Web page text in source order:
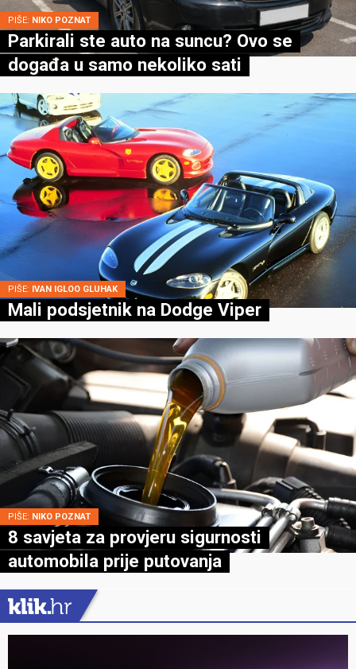
PIŠE: NIKO POZNAT
Parkirali ste auto na suncu? Ovo se
događa u samo nekoliko sati
PIŠE: IVAN IGLOO GLUHAK
Mali podsjetnik na Dodge Viper
PIŠE: NIKO POZNAT
8 savjeta za provjeru sigurnosti
automobila prije putovanja